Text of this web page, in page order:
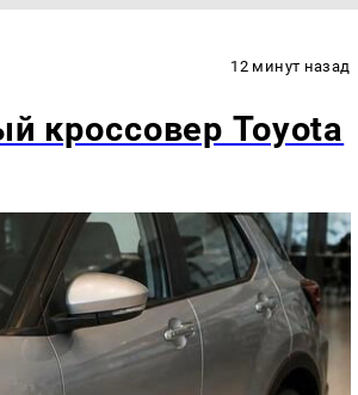
12 минут назад
кроссовер Toyota